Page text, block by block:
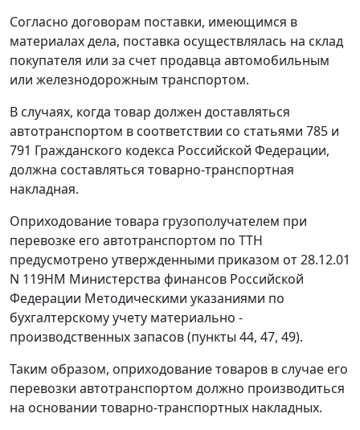
Согласно договорам поставки, имеющимся в
материалах дела, поставка осуществлялась на склад
покупателя или за счет продавца автомобильным
или железнодорожным транспортом.
В случаях, когда товар должен доставляться
автотранспортом в соответствии со статьями 785 и
791 Гражданского кодекса Российской Федерации,
должна составляться товарно-транспортная
накладная.
Оприходование товара грузополучателем при
перевозке его автотранспортом по ТТН
предусмотрено утвержденными приказом от 28.12.01
N 119НМ Министерства финансов Российской
Федерации Методическими указаниями по
бухгалтерскому учету материально -
производственных запасов (пункты 44, 47, 49).
Таким образом, оприходование товаров в случае его
перевозки автотранспортом должно производиться
на основании товарно-транспортных накладных.